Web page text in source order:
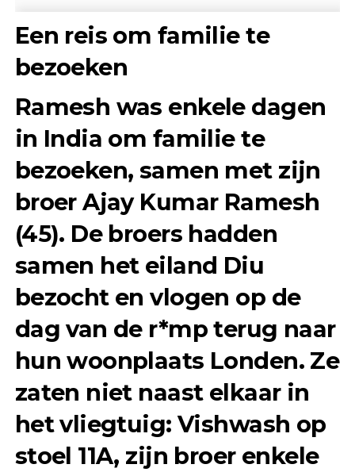
Een reis om familie te
bezoeken
Ramesh was enkele dagen
in India om familie te
bezoeken, samen met zijn
broerAjay Kumar Ramesh
(45). De broers hadden
samen het eiland Diu
bezocht en vlogen op de
dag van de r*mp terug naar
hun woonplaats Londen. Ze
zaten niet naast elkaar in
het vliegtuig: Vishwash op
stoel 11A, zijn broer enkele